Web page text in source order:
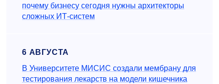
почему бизнесу сегодня нужны архитекторы
сложных ИТ-систем
6 АВГУСТА
В Университете МИСИС создали мембрану для
тестирования лекарств на модели кишечника